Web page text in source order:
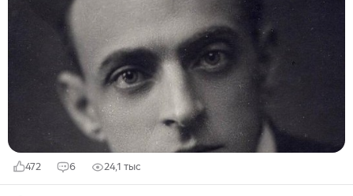
страстей, вдохновляла целые поколения актеров и
режиссеров, а его методы до сих пор считаются
основой современного театрального искусства.
В статье собрали основные вехи его творческого
пути. Евгений Вахтангов родился во Владикавказе в
семье табачного фабриканта, который ожидал, что
сын продолжит семейное дело...
472 6 24,1 тыс